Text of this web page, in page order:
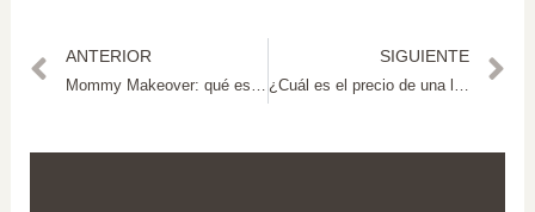
ANTERIOR
Mommy Makeover: qué es, precio y recuperación
SIGUIENTE
¿Cuál es el precio de una liposucción en Madrid?